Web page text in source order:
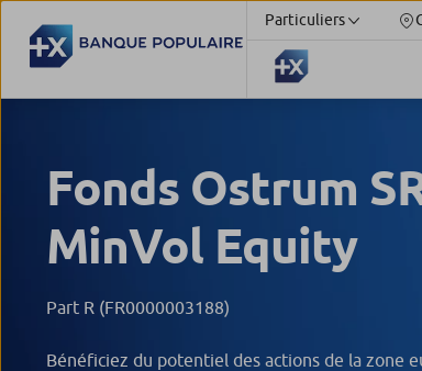
Particuliers
Fonds Ostrum
MinVol Equity
Part R (FR0000003188)
Bénéficiez du potentiel des actions de la zone